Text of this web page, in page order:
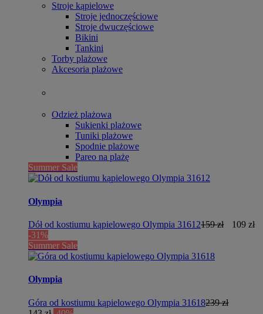
Stroje kąpielowe
Stroje jednoczęściowe
Stroje dwuczęściowe
Bikini
Tankini
Torby plażowe
Akcesoria plażowe
Odzież plażowa
Sukienki plażowe
Tuniki plażowe
Spodnie plażowe
Pareo na plażę
Summer Sale
Olympia
Dół od kostiumu kąpielowego Olympia 31612159 zł
109 zł
-31%
Summer Sale
Olympia
Góra od kostiumu kąpielowego Olympia 31618239 zł